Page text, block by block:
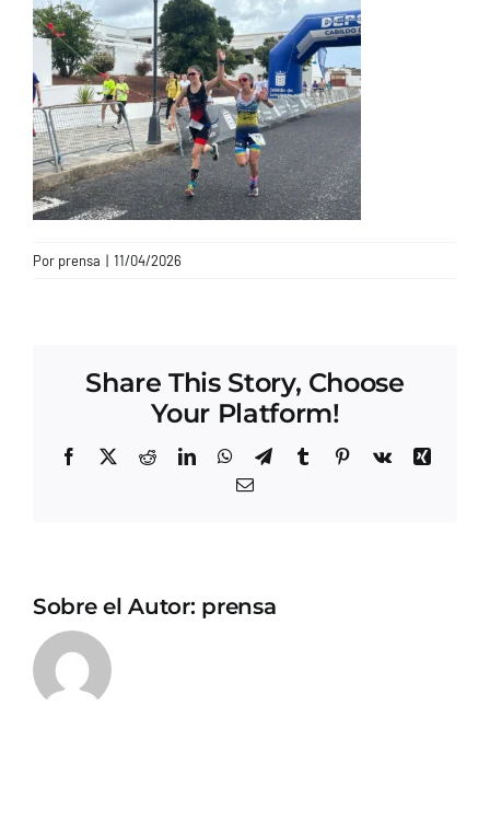
CONTACTO
Por prensa | 11/04/2026
Share This Story, Choose
Your Platform!
Facebook
X RedditLinkedInWhatsApp
TelegramTumblrPinterest
Vk
Xing
Correo
Sobre el Autor: prensa